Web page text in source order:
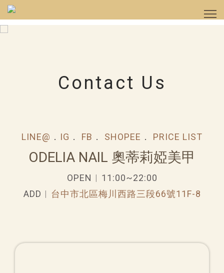
Contact Us
LINE@ ． IG ． FB ． SHOPEE ． PRICE LIST
ODELIA NAIL 奧蒂莉婭美甲
OPEN︱11:00~22:00
ADD︱ 台中市北區梅川西路三段66號11F-8